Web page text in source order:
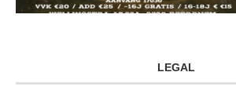
LEGAL